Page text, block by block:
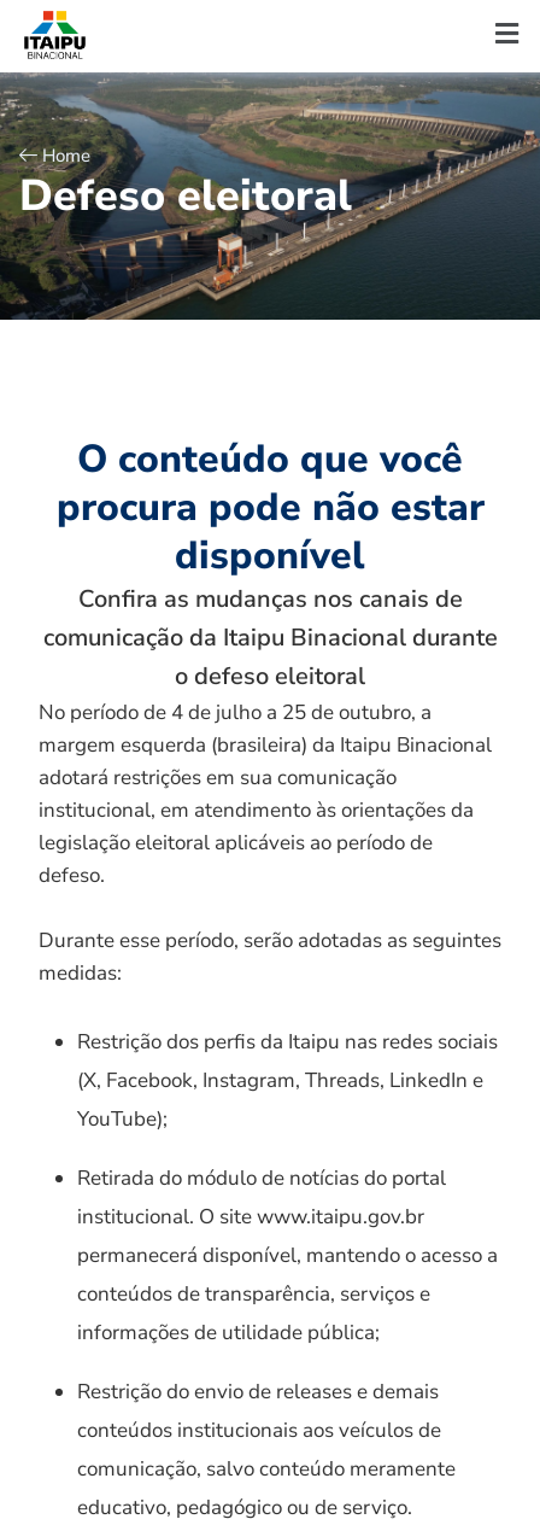
Home
Defeso eleitoral
O conteúdo que você
procura pode não estar
disponível
Confira as mudanças nos canais de
comunicação da Itaipu Binacional durante
o defeso eleitoral
No período de 4 de julho a 25 de outubro, a
margem esquerda (brasileira) da Itaipu Binacional
adotará restrições em sua comunicação
institucional, em atendimento às orientações da
legislação eleitoral aplicáveis ao período de
defeso.
Durante esse período, serão adotadas as seguintes
medidas:
Restrição dos perfis da Itaipu nas redes sociais
(X, Facebook, Instagram, Threads, LinkedIn e
YouTube);
Retirada do módulo de notícias do portal
institucional. O site www.itaipu.gov.br
permanecerá disponível, mantendo o acesso a
conteúdos de transparência, serviços e
informações de utilidade pública;
Restrição do envio de releases e demais
conteúdos institucionais aos veículos de
comunicação, salvo conteúdo meramente
educativo, pedagógico ou de serviço.